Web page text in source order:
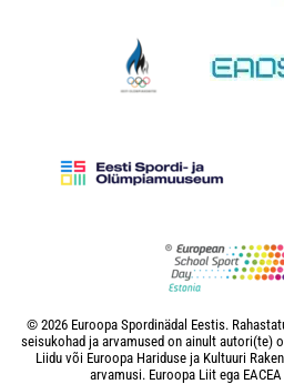
© 2026 Euroopa Spordinädal Eestis.
seisukohad ja arvamused on ainult autori(te)
Liidu või Euroopa Hariduse ja Kultuuri
arvamusi. Euroopa Liit ega